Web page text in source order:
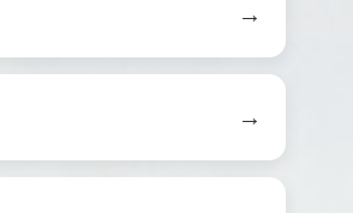
→
→